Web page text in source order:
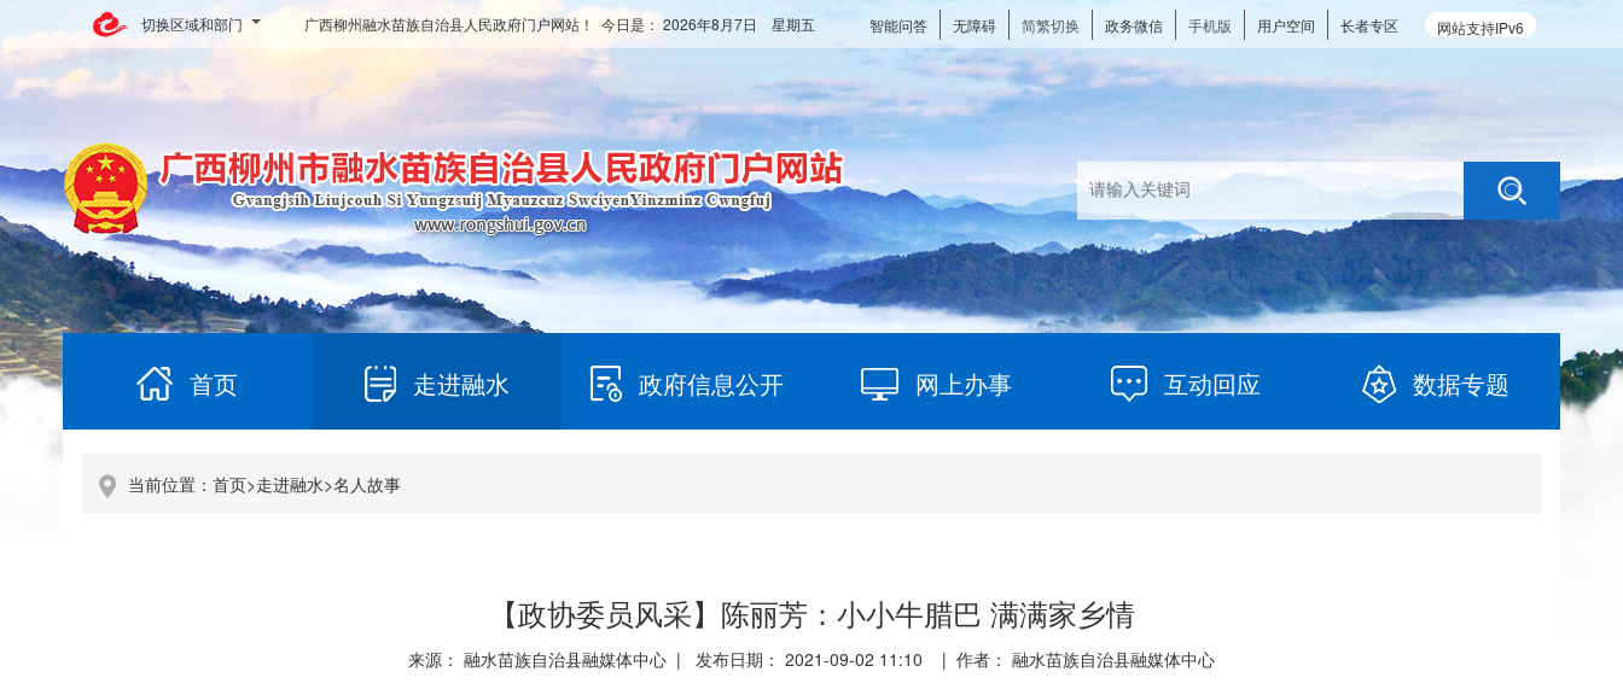
切换区域和部门 网站支持IPv6
智能问答 无障碍 简繁切换 政务微信 手机版 用户空间 长者专区
广西柳州融水苗族自治县人民政府门户网站！ 今日是： 2026年8月7日 星期五
首页 走进融水 政府信息公开 网上办事 互动回应 数据专题
当前位置： 首页>走进融水>名人故事
【政协委员风采】陈丽芳：小小牛腊巴 满满家乡情
来源： 融水苗族自治县融媒体中心 | 发布日期： 2021-09-02 11:10 | 作者： 融水苗族自治县融媒体中心